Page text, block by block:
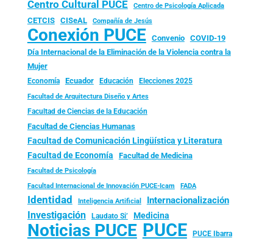
Centro Cultural PUCE Centro de Psicología Aplicada
CETCIS CISeAL Compañía de Jesús
Conexión PUCE Convenio
COVID-19
Día Internacional de la Eliminación de la Violencia contra la
Mujer
Economía Ecuador Educación Elecciones 2025
Facultad de Arquitectura Diseño y Artes
Facultad de Ciencias de la Educación
Facultad de Ciencias Humanas
Facultad de Comunicación Lingüística y Literatura
Facultad de Economía Facultad de Medicina
Facultad de Psicología
Facultad Internacional de Innovación PUCE-Icam FADA
Identidad Inteligencia Artificial Internacionalización
Investigación Laudato Si’ Medicina
Noticias PUCE PUCE PUCE Ibarra